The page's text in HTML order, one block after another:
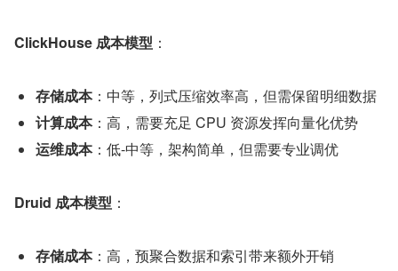
ClickHouse 成本模型 ：
存储成本：中等，列式压缩效率高，但需保留明细数据
计算成本：高，需要充足 CPU 资源发挥向量化优势
运维成本：低-中等，架构简单，但需要专业调优
Druid 成本模型 ：
存储成本：高，预聚合数据和索引带来额外开销